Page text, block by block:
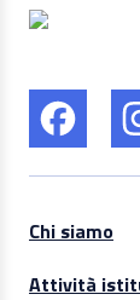
Chi siamo
Attività